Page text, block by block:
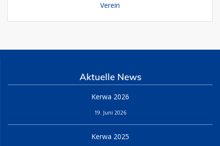
Verein
Aktuelle News
Kerwa 2026
19. Juni 2026
Kerwa 2025